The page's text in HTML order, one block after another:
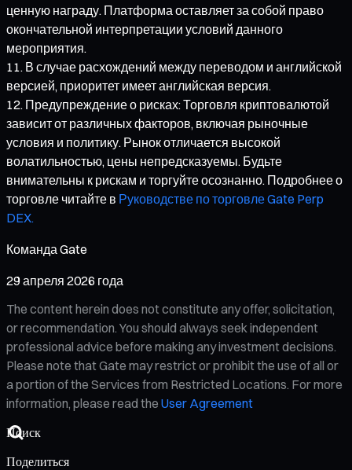
ценную награду. Платформа оставляет за собой право
окончательной интерпретации условий данного
мероприятия.
В случае расхождений между переводом и английской
версией, приоритет имеет английская версия.
Предупреждение о рисках: Торговля криптовалютой
зависит от различных факторов, включая рыночные
условия и политику. Рынок отличается высокой
волатильностью, цены непредсказуемы. Будьте
внимательны к рискам и торгуйте осознанно. Подробнее о
торговле читайте в Руководстве по торговле Gate Perp
DEX.
Команда Gate
29 апреля 2026 года
The content herein does not constitute any offer, solicitation,
or recommendation. You should always seek independent
professional advice before making any investment decisions.
Please note that Gate may restrict or prohibit the use of all or
a portion of the Services from Restricted Locations. For more
information, please read the User Agreement
Поделиться